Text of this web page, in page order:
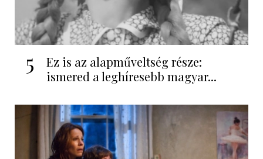
5
Ez is az alapműveltség része:
ismered a leghíresebb magyar...